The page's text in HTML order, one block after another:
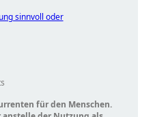
sinnvoll oder
für den Menschen.